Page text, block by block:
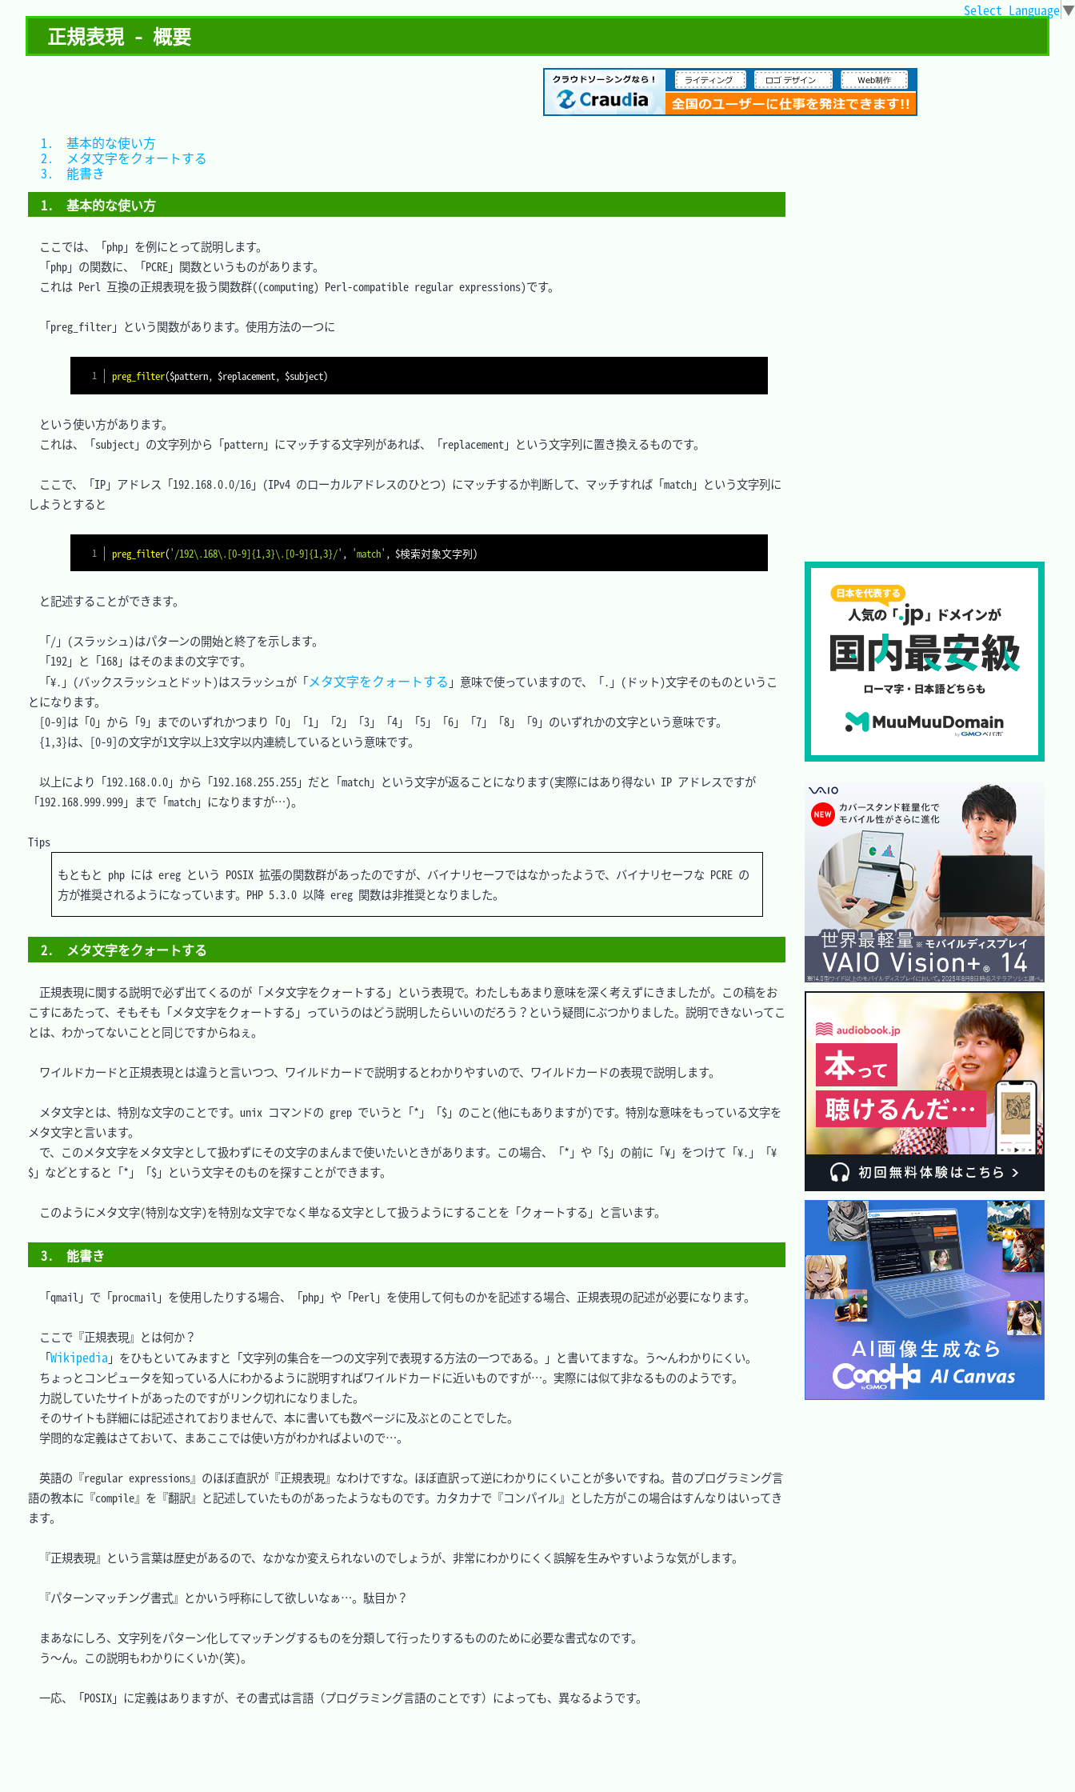
正規表現 - 概要
Select Language▼
1.　基本的な使い方
ここでは、「php」を例にとって説明します。
「php」の関数に、「PCRE」関数というものがあります。
これは Perl 互換の正規表現を扱う関数群((computing) Perl-compatible regular expressions)です。
「preg_filter」という関数があります。使用方法の一つに
preg_filter($pattern, $replacement, $subject)
という使い方があります。
これは、「subject」の文字列から「pattern」にマッチする文字列があれば、「replacement」という文字列に置き換えるものです。
ここで、「IP」アドレス「192.168.0.0/16」(IPv4 のローカルアドレスのひとつ) にマッチするか判断して、マッチすれば「match」という文字列に
しようとすると
preg_filter('/192\.168\.[0-9]{1,3}\.[0-9]{1,3}/' , 'match' , $検索対象文字列)
と記述することができます。
「/」(スラッシュ)はパターンの開始と終了を示します。
「192」と「168」はそのままの文字です。
「¥.」(バックスラッシュとドット)はスラッシュが「メタ文字をクォートする 」意味で使っていますので、「.」(ドット)文字そのものというこ
とになります。
[0-9]は「0」から「9」までのいずれかつまり「0」「1」「2」「3」「4」「5」「6」「7」「8」「9」のいずれかの文字という意味です。
{1,3}は、[0-9]の文字が1文字以上3文字以内連続しているという意味です。
以上により「192.168.0.0」から「192.168.255.255」だと「match」という文字が返ることになります(実際にはあり得ない IP アドレスですが
「192.168.999.999」まで「match」になりますが…)。
もともと php には ereg という POSIX 拡張の関数群があったのですが、バイナリセーフではなかったようで、バイナリセーフな PCRE の
2.　メタ文字をクォートする
正規表現に関する説明で必ず出てくるのが「メタ文字をクォートする」という表現で。わたしもあまり意味を深く考えずにきましたが。この稿をお
こすにあたって、そもそも「メタ文字をクォートする」っていうのはどう説明したらいいのだろう？という疑問にぶつかりました。説明できないってこ
とは、わかってないことと同じですからねぇ。
ワイルドカードと正規表現とは違うと言いつつ、ワイルドカードで説明するとわかりやすいので、ワイルドカードの表現で説明します。
メタ文字とは、特別な文字のことです。unix コマンドの grep でいうと「*」「$」のこと(他にもありますが)です。特別な意味をもっている文字を
メタ文字と言います。
で、このメタ文字をメタ文字として扱わずにその文字のまんまで使いたいときがあります。この場合、「*」や「$」の前に「¥」をつけて「¥.」「¥
$」などとすると「*」「$」という文字そのものを探すことができます。
このようにメタ文字(特別な文字)を特別な文字でなく単なる文字として扱うようにすることを「クォートする」と言います。
3.　能書き
「qmail」で「procmail」を使用したりする場合、「php」や「Perl」を使用して何ものかを記述する場合、正規表現の記述が必要になります。
ここで『正規表現』とは何か？
「Wikipedia 」をひもといてみますと「文字列の集合を一つの文字列で表現する方法の一つである。」と書いてますな。う～んわかりにくい。
ちょっとコンピュータを知っている人にわかるように説明すればワイルドカードに近いものですが…。実際には似て非なるもののようです。
力説していたサイトがあったのですがリンク切れになりました。
そのサイトも詳細には記述されておりませんで、本に書いても数ページに及ぶとのことでした。
学問的な定義はさておいて、まあここでは使い方がわかればよいので…。
英語の『regular expressions』のほぼ直訳が『正規表現』なわけですな。ほぼ直訳って逆にわかりにくいことが多いですね。昔のプログラミング言
語の教本に『compile』を『翻訳』と記述していたものがあったようなものです。カタカナで『コンパイル』とした方がこの場合はすんなりはいってき
ます。
『正規表現』という言葉は歴史があるので、なかなか変えられないのでしょうが、非常にわかりにくく誤解を生みやすいような気がします。
『パターンマッチング書式』とかいう呼称にして欲しいなぁ…。駄目か？
まあなにしろ、文字列をパターン化してマッチングするものを分類して行ったりするもののために必要な書式なのです。
う～ん。この説明もわかりにくいか(笑)。
一応、「POSIX」に定義はありますが、その書式は言語（プログラミング言語のことです）によっても、異なるようです。